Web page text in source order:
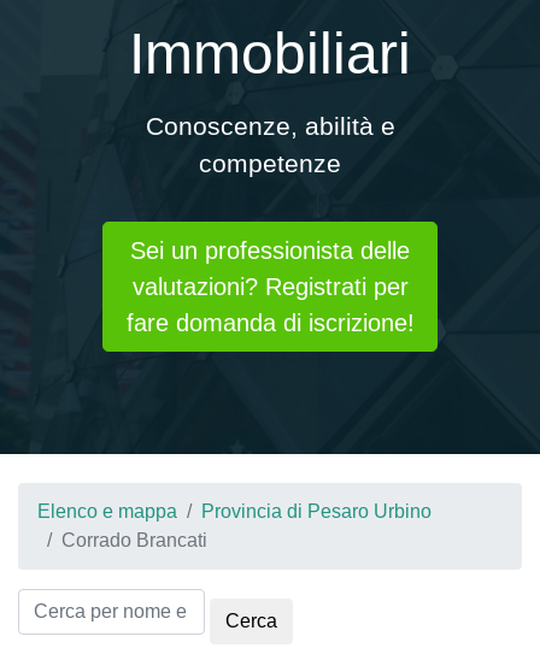
Immobiliari
Conoscenze, abilità e
competenze
Sei un professionista delle
valutazioni? Registrati per
fare domanda di iscrizione!
Elenco e mappa
Provincia di Pesaro Urbino
Corrado Brancati
Cerca